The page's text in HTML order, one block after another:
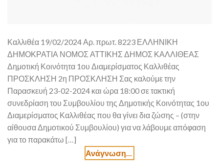
Καλλιθέα 19/02/2024 Αρ. πρωτ. 8223 ΕΛΛΗΝΙΚΗ
ΔΗΜΟΚΡΑΤΙΑ ΝΟΜΟΣ ΑΤΤΙΚΗΣ ΔΗΜΟΣ ΚΑΛΛΙΘΕΑΣ
Δημοτική Κοινότητα 1ου Διαμερίσματος Καλλιθέας
ΠΡΟΣΚΛΗΣΗ 2η ΠΡΟΣΚΛΗΣΗ Σας καλούμε την
Παρασκευή 23-02-2024 και ώρα 18:00 σε τακτική
συνεδρίαση του Συμβουλίου της Δημοτικής Κοινότητας 1ου
Διαμερίσματος Καλλιθέας που θα γίνει δια ζώσης – (στην
αίθουσα Δημοτικού Συμβουλίου) για να λάβουμε απόφαση
για το παρακάτω […]